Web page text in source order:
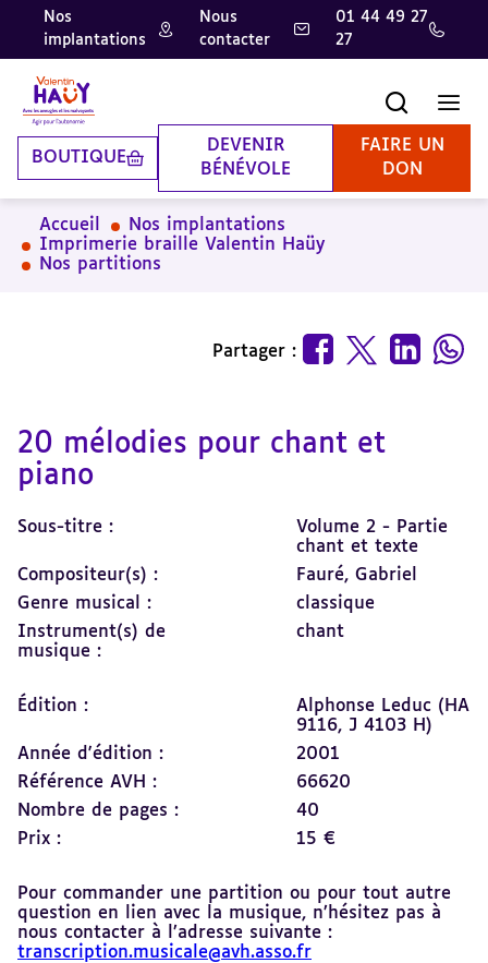
Aller
contenu
principal
Aller
pied
de
page
Aller
la
recherche
Nos
implantations
Nous
contacter
01 44 49 27
27
BOUTIQUE
DEVENIR
BÉNÉVOLE
FAIRE UN
DON
Accueil
Nos implantations
Imprimerie braille Valentin Haüy
Nos partitions
Partager :
20 mélodies pour chant et
piano
Sous-titre :
Volume 2 - Partie
chant et texte
Compositeur(s) :
Fauré, Gabriel
Genre musical :
classique
Instrument(s) de
musique :
chant
Édition :
Alphonse Leduc (HA
9116, J 4103 H)
Année d'édition :
2001
Référence AVH :
66620
Nombre de pages :
40
Prix :
15 €
Pour commander une partition ou pour tout autre
question en lien avec la musique, n’hésitez pas à
nous contacter à l’adresse suivante :
transcription.musicale@avh.asso.fr